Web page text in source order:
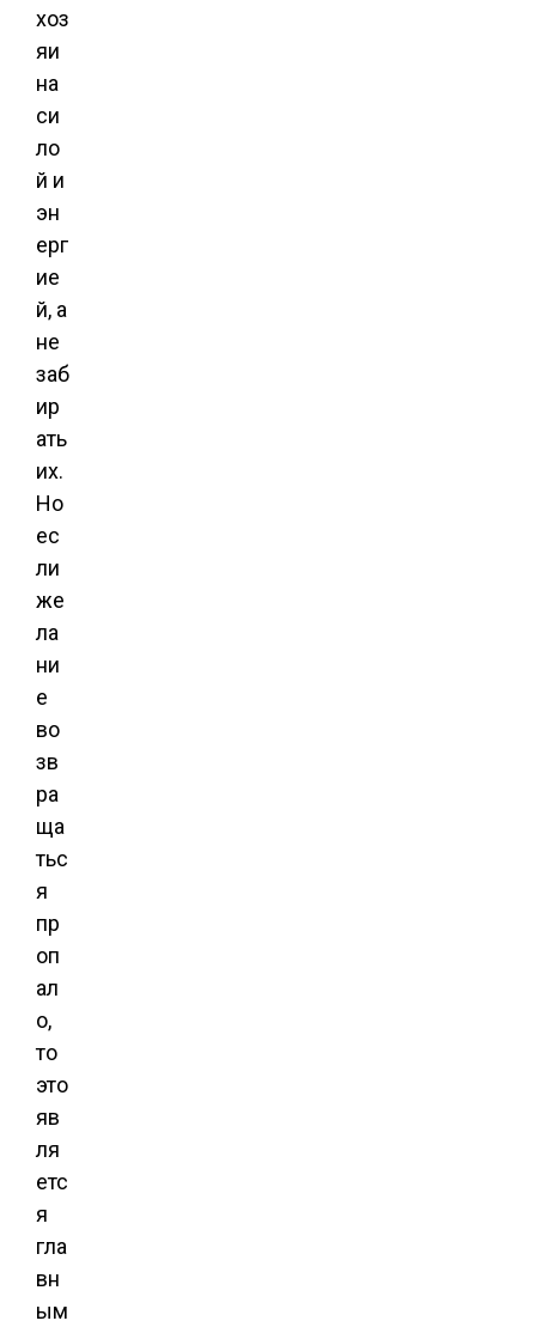
хоз
яи
на
си
ло
й и
эн
ерг
ие
й, а
не
заб
ир
ать
их.
Но
ес
ли
же
ла
ни
е
во
зв
ра
ща
тьс
я
пр
оп
ал
о,
то
это
яв
ля
етс
я
гла
вн
ым